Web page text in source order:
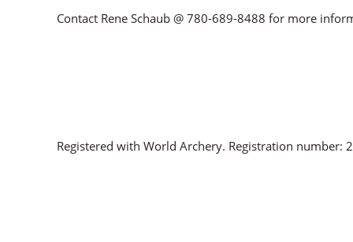
Contact Rene Schaub @ 780-689-8488 for more
Registered with World Archery. Registration number: